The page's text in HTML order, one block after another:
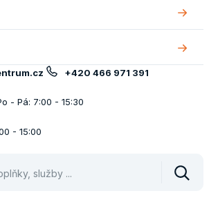
O
nás
+420 466 971 391
- Pá: 7:00 - 15:30
- 15:00